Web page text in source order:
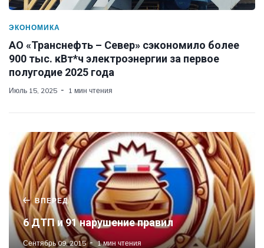
ЭКОНОМИКА
АО «Транснефть – Север» сэкономило более
900 тыс. кВт*ч электроэнергии за первое
полугодие 2025 года
Июль 15, 2025 1 мин чтения
ВПЕРЕД
6 ДТП и 91 нарушение правил
Сентябрь 09, 2015 1 мин чтения